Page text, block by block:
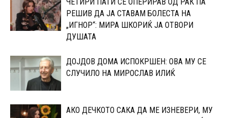
РЕШИВ ДА ЈА СТАВАМ БОЛЕСТА НА
„ИГНОР“: МИРА ШКОРИЌ ЈА ОТВОРИ
ДУШАТА
ДОЈДОВ ДОМА ИСПОКРШЕН: ОВА МУ СЕ
СЛУЧИЛО НА МИРОСЛАВ ИЛИЌ
АКО ДЕЧКОТО САКА ДА МЕ ИЗНЕВЕРИ, МУ